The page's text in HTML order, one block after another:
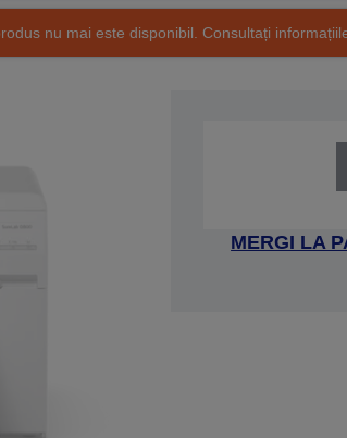
nu mai este disponibil. Consultați
MERGI LA